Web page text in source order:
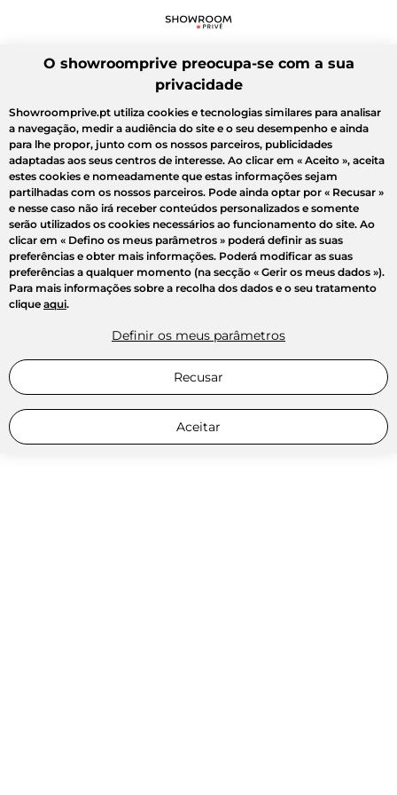
O showroomprive preocupa-se com a sua
privacidade
Showroomprive.pt utiliza cookies e tecnologias similares para analisar
a navegação, medir a audiência do site e o seu desempenho e ainda
para lhe propor, junto com os nossos parceiros, publicidades
adaptadas aos seus centros de interesse. Ao clicar em « Aceito », aceita
estes cookies e nomeadamente que estas informações sejam
partilhadas com os nossos parceiros. Pode ainda optar por « Recusar »
e nesse caso não irá receber conteúdos personalizados e somente
serão utilizados os cookies necessários ao funcionamento do site. Ao
clicar em « Defino os meus parâmetros » poderá definir as suas
preferências e obter mais informações. Poderá modificar as suas
preferências a qualquer momento (na secção « Gerir os meus dados »).
Para mais informações sobre a recolha dos dados e o seu tratamento
clique aqui.
Definir os meus parâmetros
Recusar
Aceitar